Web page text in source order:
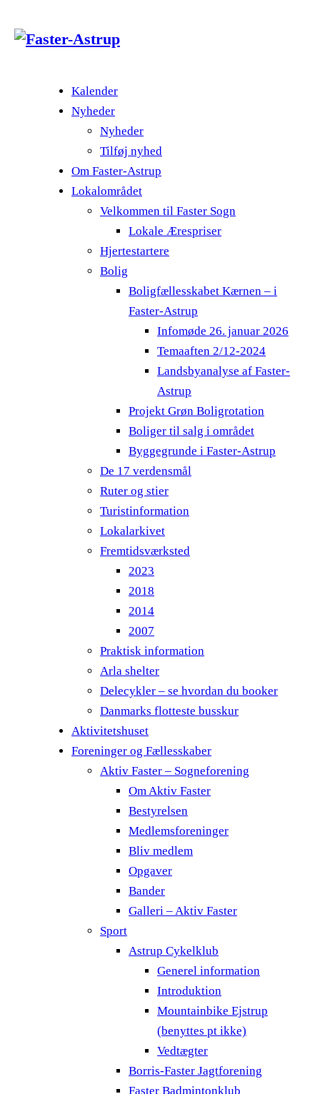
Kalender
Nyheder
Nyheder
Tilføj nyhed
Om Faster-Astrup
Lokalområdet
Velkommen til Faster Sogn
Lokale Ærespriser
Hjertestartere
Bolig
Boligfællesskabet Kærnen – i
Faster-Astrup
Infomøde 26. januar 2026
Temaaften 2/12-2024
Landsbyanalyse af Faster-
Astrup
Projekt Grøn Boligrotation
Boliger til salg i området
Byggegrunde i Faster-Astrup
De 17 verdensmål
Ruter og stier
Turistinformation
Lokalarkivet
Fremtidsværksted
2023
2018
2014
2007
Praktisk information
Arla shelter
Delecykler – se hvordan du booker
Danmarks flotteste busskur
Aktivitetshuset
Foreninger og Fællesskaber
Aktiv Faster – Sogneforening
Om Aktiv Faster
Bestyrelsen
Medlemsforeninger
Bliv medlem
Opgaver
Bander
Galleri – Aktiv Faster
Sport
Astrup Cykelklub
Generel information
Introduktion
Mountainbike Ejstrup
(benyttes pt ikke)
Vedtægter
Borris-Faster Jagtforening
Faster Badmintonklub